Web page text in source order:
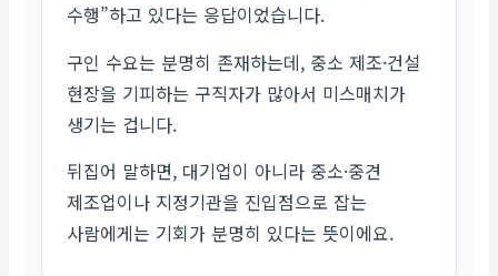
수행”하고 있다는 응답이었습니다.
구인 수요는 분명히 존재하는데, 중소 제조·건설
현장을 기피하는 구직자가 많아서 미스매치가
생기는 겁니다.
뒤집어 말하면, 대기업이 아니라 중소·중견
제조업이나 지정기관을 진입점으로 잡는
사람에게는 기회가 분명히 있다는 뜻이에요.